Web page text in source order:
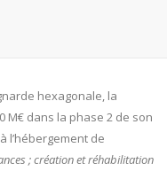
hexagonale, la
M€ dans la phase 2 de son
l’hébergement de
; création et réhabilitation